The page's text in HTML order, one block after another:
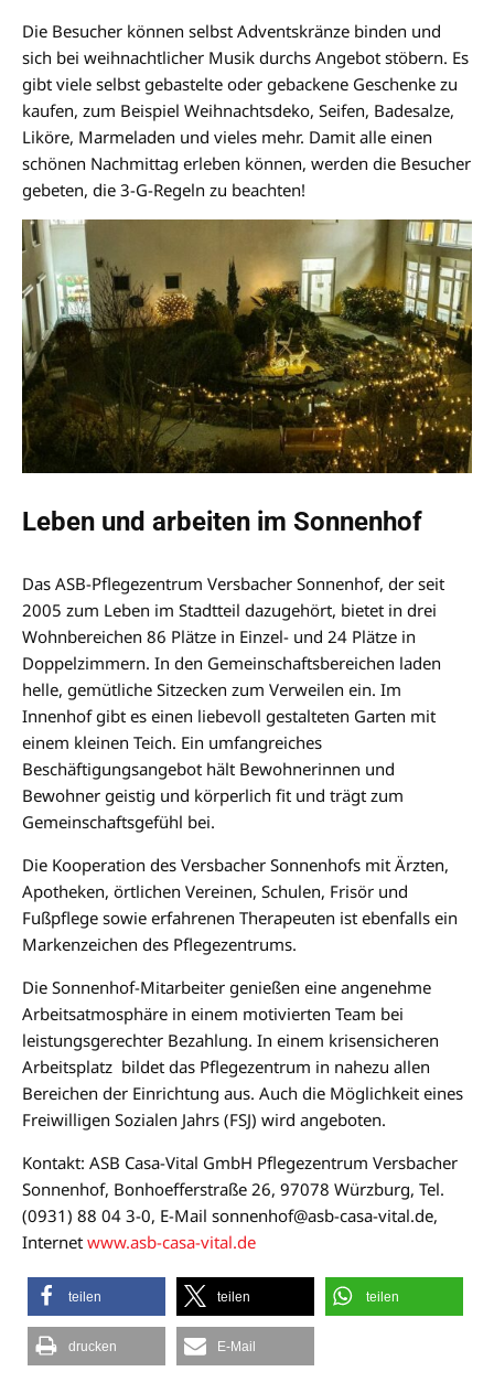
Die Besucher können selbst Adventskränze binden und
sich bei weihnachtlicher Musik durchs Angebot stöbern. Es
gibt viele selbst gebastelte oder gebackene Geschenke zu
kaufen, zum Beispiel Weihnachtsdeko, Seifen, Badesalze,
Liköre, Marmeladen und vieles mehr. Damit alle einen
schönen Nachmittag erleben können, werden die Besucher
gebeten, die 3-G-Regeln zu beachten!
Leben und arbeiten im Sonnenhof
Das ASB-Pflegezentrum Versbacher Sonnenhof, der seit
2005 zum Leben im Stadtteil dazugehört, bietet in drei
Wohnbereichen 86 Plätze in Einzel- und 24 Plätze in
Doppelzimmern. In den Gemeinschaftsbereichen laden
helle, gemütliche Sitzecken zum Verweilen ein. Im
Innenhof gibt es einen liebevoll gestalteten Garten mit
einem kleinen Teich. Ein umfangreiches
Beschäftigungsangebot hält Bewohnerinnen und
Bewohner geistig und körperlich fit und trägt zum
Gemeinschaftsgefühl bei.
Die Kooperation des Versbacher Sonnenhofs mit Ärzten,
Apotheken, örtlichen Vereinen, Schulen, Frisör und
Fußpflege sowie erfahrenen Therapeuten ist ebenfalls ein
Markenzeichen des Pflegezentrums.
Die Sonnenhof-Mitarbeiter genießen eine angenehme
Arbeitsatmosphäre in einem motivierten Team bei
leistungsgerechter Bezahlung. In einem krisensicheren
Arbeitsplatz bildet das Pflegezentrum in nahezu allen
Bereichen der Einrichtung aus. Auch die Möglichkeit eines
Freiwilligen Sozialen Jahrs (FSJ) wird angeboten.
Kontakt: ASB Casa-Vital GmbH Pflegezentrum Versbacher
Sonnenhof, Bonhoefferstraße 26, 97078 Würzburg, Tel.
(0931) 88 04 3-0, E-Mail sonnenhof@asb-casa-vital.de,
Internet www.asb-casa-vital.de
teilen teilen teilen
drucken E-Mail